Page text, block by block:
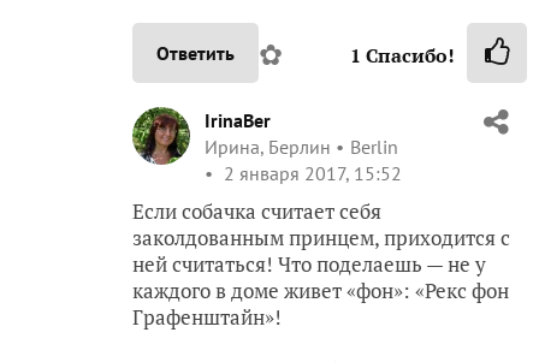
Ответить ✿ 1 Спасибо!
IrinaBer
Ирина, Берлин
Berlin
2 января 2017, 15:52
Если собачка считает себя
заколдованным принцем, приходится с
ней считаться! Что поделаешь — не у
каждого в доме живет «фон»: «Рекс фон
Графенштайн»!